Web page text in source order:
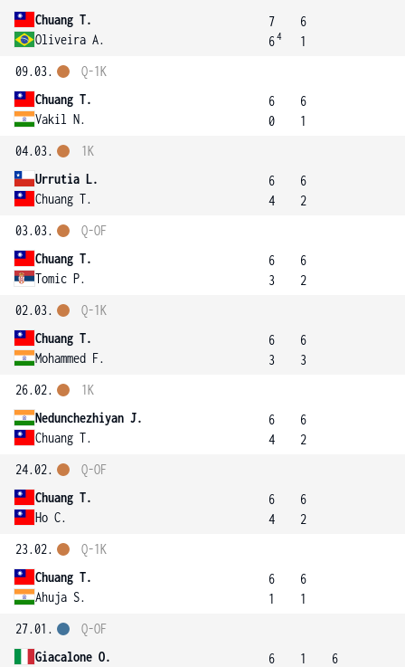
Chuang T.
Oliveira A.
7
64
6
1
09.03.
Chuang T.
Vakil N.
Q-1K
6
0
6
1
04.03.
Urrutia L.
Chuang T.
1K
6
4
6
2
03.03.
Chuang T.
Tomic P.
Q-OF
6
3
6
2
02.03.
Chuang T.
Mohammed F.
Q-1K
6
3
6
3
26.02.
Nedunchezhiyan J.
Chuang T.
1K
6
4
6
2
24.02.
Chuang T.
Ho C.
Q-OF
6
4
6
2
23.02.
Chuang T.
Ahuja S.
Q-1K
6
1
6
1
27.01.
Giacalone O.
Q-OF
6
1
6